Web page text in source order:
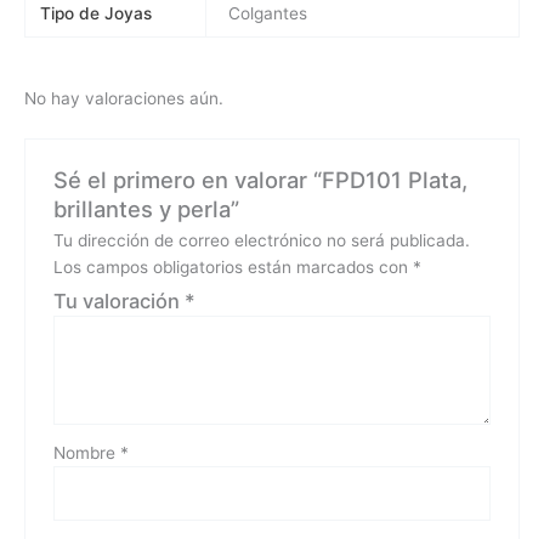
Tipo de Joyas Colgantes
No hay valoraciones aún.
Sé el primero en valorar “FPD101 Plata,
brillantes y perla”
Tu dirección de correo electrónico no será publicada.
Los campos obligatorios están marcados con *
Tu valoración *
Nombre *